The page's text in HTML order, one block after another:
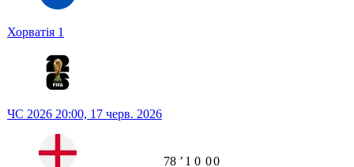
Хорватія 1
ЧС 2026 20:00, 17 черв. 2026
78 ʼ 1 0 00